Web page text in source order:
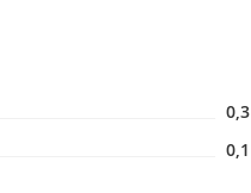
0,3
0,1